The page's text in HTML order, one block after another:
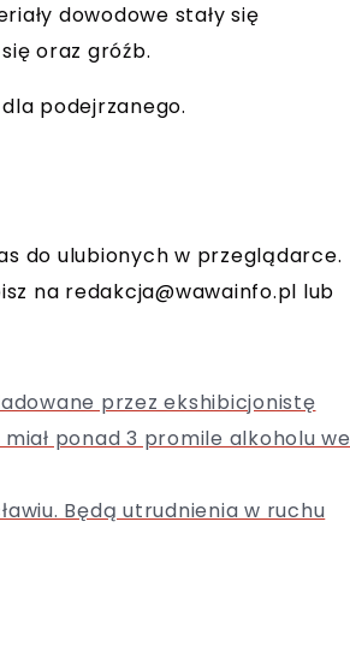
dowodowe stały się
oraz gróźb.
podejrzanego.
do ulubionych w przeglądarce.
na redakcja@wawainfo.pl lub
przez ekshibicjonistę
ponad 3 promile alkoholu we
Będą utrudnienia w ruchu